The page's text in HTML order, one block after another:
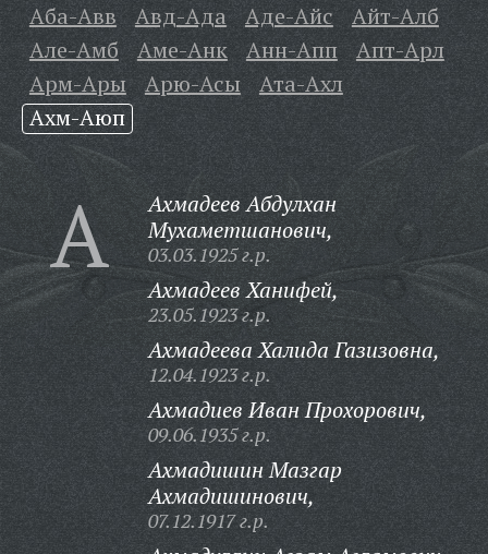
Аба-Авв Авд-Ада Аде-Айс
Айт-Алб
Але-Амб
Аме-Анк Анн-Апп
Апт-Арл
Арм-Ары
Арю-Асы
Ата-Ахл
Ахм-Аюп
А
Ахмадеев Абдулхан
Мухаметшанович,
03.03.1925 г.р.
Ахмадеев Ханифей,
23.05.1923 г.р.
Ахмадеева Халида Газизовна,
12.04.1923 г.р.
Ахмадиев Иван Прохорович,
09.06.1935 г.р.
Ахмадишин Мазгар
Ахмадишинович,
07.12.1917 г.р.